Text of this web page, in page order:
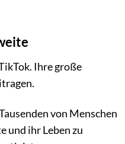
Ihre große
von Menschen
und ihr Leben zu